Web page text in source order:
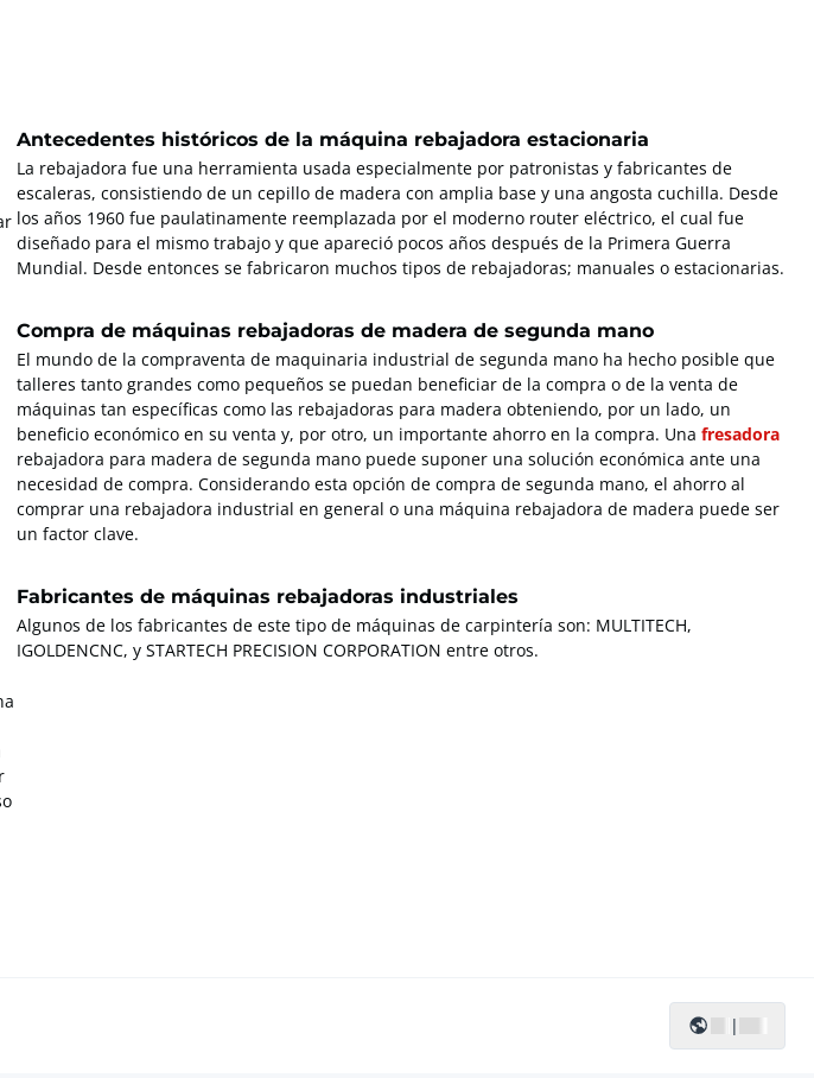
Antecedentes históricos de la máquina rebajadora estacionaria
La rebajadora fue una herramienta usada especialmente por patronistas y fabricantes de
escaleras, consistiendo de un cepillo de madera con amplia base y una angosta cuchilla. Desde
los años 1960 fue paulatinamente reemplazada por el moderno router eléctrico, el cual fue
diseñado para el mismo trabajo y que apareció pocos años después de la Primera Guerra
Mundial. Desde entonces se fabricaron muchos tipos de rebajadoras; manuales o estacionarias.
Compra de máquinas rebajadoras de madera de segunda mano
El mundo de la compraventa de maquinaria industrial de segunda mano ha hecho posible que
talleres tanto grandes como pequeños se puedan beneficiar de la compra o de la venta de
máquinas tan específicas como las rebajadoras para madera obteniendo, por un lado, un
beneficio económico en su venta y, por otro, un importante ahorro en la compra. Una fresadora
rebajadora para madera de segunda mano puede suponer una solución económica ante una
necesidad de compra. Considerando esta opción de compra de segunda mano, el ahorro al
comprar una rebajadora industrial en general o una máquina rebajadora de madera puede ser
un factor clave.
Fabricantes de máquinas rebajadoras industriales
Algunos de los fabricantes de este tipo de máquinas de carpintería son: MULTITECH,
IGOLDENCNC, y STARTECH PRECISION CORPORATION entre otros.
|